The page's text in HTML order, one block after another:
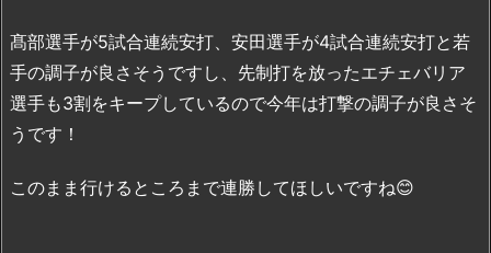
髙部選手が5試合連続安打、安田選手が4試合連続安打と若
手の調子が良さそうですし、先制打を放ったエチェバリア
選手も3割をキープしているので今年は打撃の調子が良さそ
うです！
このまま行けるところまで連勝してほしいですね😊